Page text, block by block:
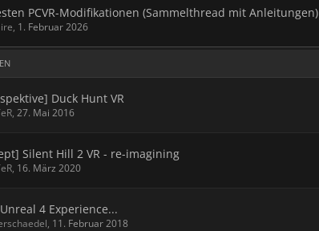
PCVR-Modifikationen (Sammelthread mit Anleitungen)
, 1. Februar 2026
Duck Hunt VR
, 27. Mai 2016
Silent Hill 2 VR - re-imagining
, 16. März 2020
4 Experience...
, 11. Februar 2018